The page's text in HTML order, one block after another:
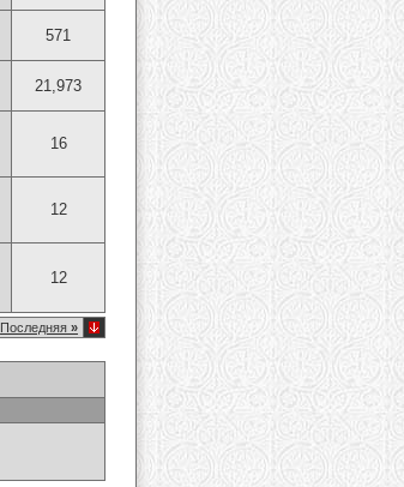
571
21,973
16
12
12
Последняя »